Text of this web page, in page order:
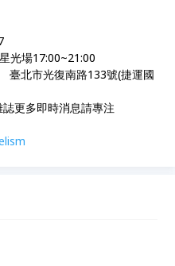
光場17:00~21:00
臺北市光復南路133號(捷運國
更多即時消息請專注